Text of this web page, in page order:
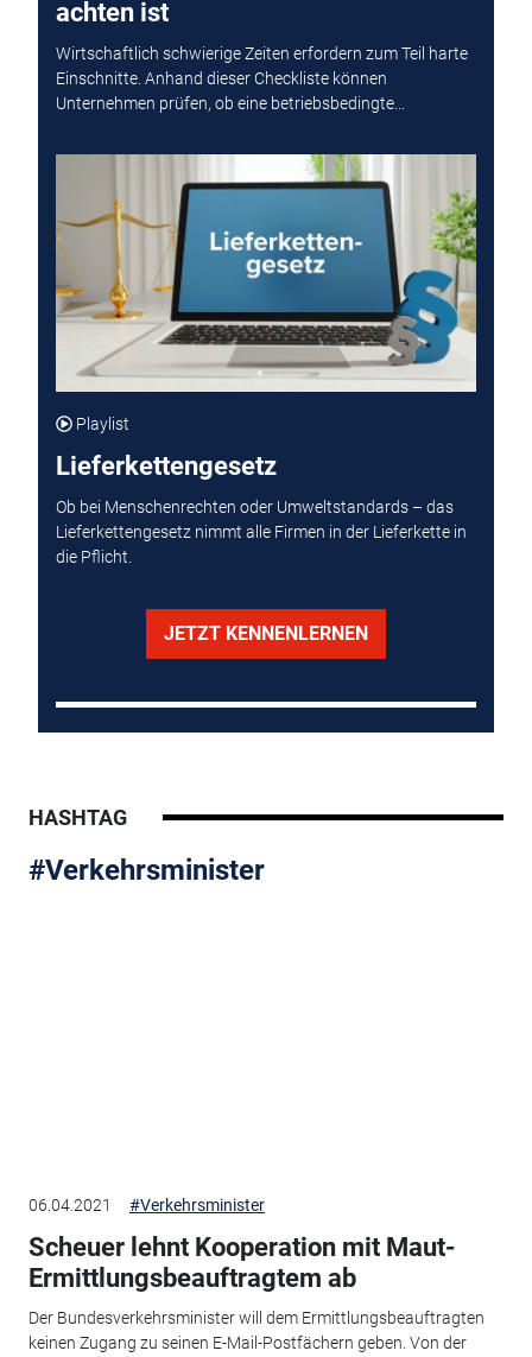
achten ist
Wirtschaftlich schwierige Zeiten erfordern zum Teil harte
Einschnitte. Anhand dieser Checkliste können
Unternehmen prüfen, ob eine betriebsbedingte...
Playlist
Lieferkettengesetz
Ob bei Menschenrechten oder Umweltstandards – das
Lieferkettengesetz nimmt alle Firmen in der Lieferkette in
die Pflicht.
JETZT KENNENLERNEN
HASHTAG
#Verkehrsminister
06.04.2021 #Verkehrsminister
Scheuer lehnt Kooperation mit Maut-
Ermittlungsbeauftragtem ab
Der Bundesverkehrsminister will dem Ermittlungsbeauftragten
keinen Zugang zu seinen E-Mail-Postfächern geben. Von der